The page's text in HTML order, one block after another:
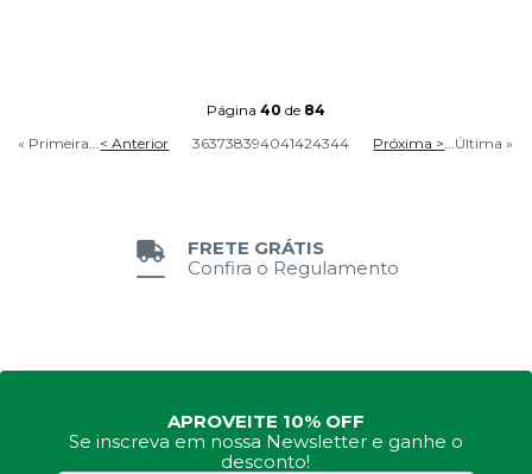
Página 40 de 84
« Primeira...< Anterior 363738394041424344 Próxima >...Última »
FRETE GRÁTIS
Confira o Regulamento
APROVEITE 10% OFF
Se inscreva em nossa Newsletter e ganhe o
desconto!